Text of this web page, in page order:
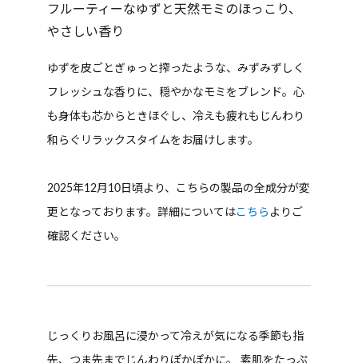
フルーティーなゆずと天然モミのほっこり、
やさしい香り
ゆずを皮ごとぎゅっと搾ったような、みずみずしく
フレッシュな香りに、穏やかなモミをブレンド。心
も身体も芯からときほぐし、冷えも疲れもじんわり
和らぐリラックスタイムをお届けします。
2025年12月10日頃より、こちらの製品の全成分が変
更となっております。詳細についてはこちら よりご
確認ください。
じっくりお風呂に浸かって冷えが気になる季節も指
先、つま先までじんわりぽかぽかに。 素肌をたっぷ